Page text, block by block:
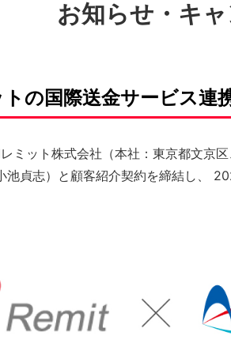
お知らせ・キ
の国際送金サービス連
ミット株式会社（本社：東京都文京
池貞志）と顧客紹介契約を締結し、